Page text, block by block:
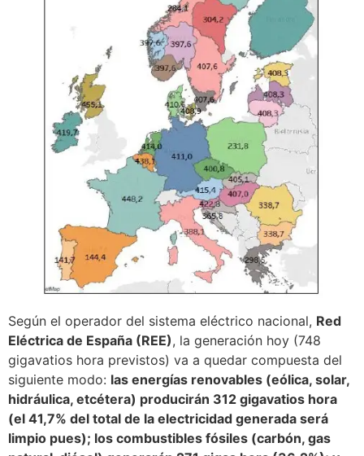
Según el operador del sistema eléctrico nacional, Red
Eléctrica de España (REE), la generación hoy (748
gigavatios hora previstos) va a quedar compuesta del
siguiente modo: las energías renovables (eólica, solar,
hidráulica, etcétera) producirán 312 gigavatios hora
(el 41,7% del total de la electricidad generada será
limpio pues); los combustibles fósiles (carbón, gas